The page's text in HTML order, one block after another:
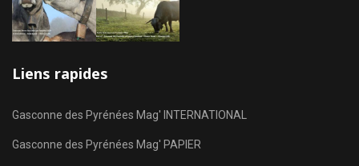
Liens rapides
Gasconne des Pyrénées Mag' INTERNATIONAL
Gasconne des Pyrénées Mag' PAPIER